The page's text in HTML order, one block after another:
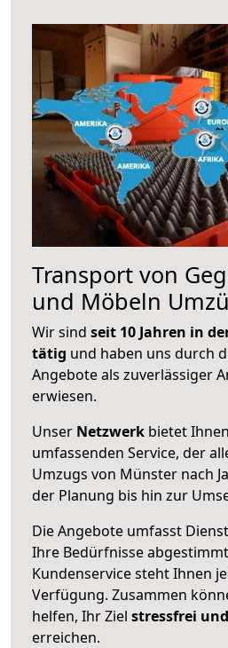
Transport von
und Möbeln
Wir sind seit 10 Jahren in
tätig und haben uns durch
Angebote als zuverlässiger
erwiesen.
Unser Netzwerk bietet
umfassenden Service, der
Umzugs von Münster nach
der Planung bis hin zur
Die Angebote umfasst
Ihre Bedürfnisse
Kundenservice steht Ihnen
Verfügung. Zusammen
helfen, Ihr Ziel stressfrei
erreichen.